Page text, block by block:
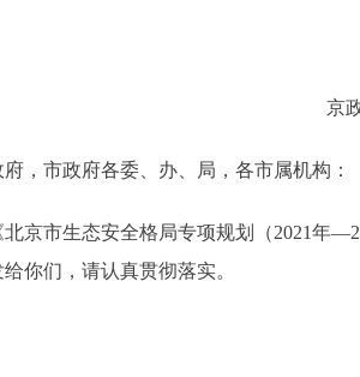
京
，市政府各委、办、局，各市属机构：
市生态安全格局专项规划（2021年
你们，请认真贯彻落实。